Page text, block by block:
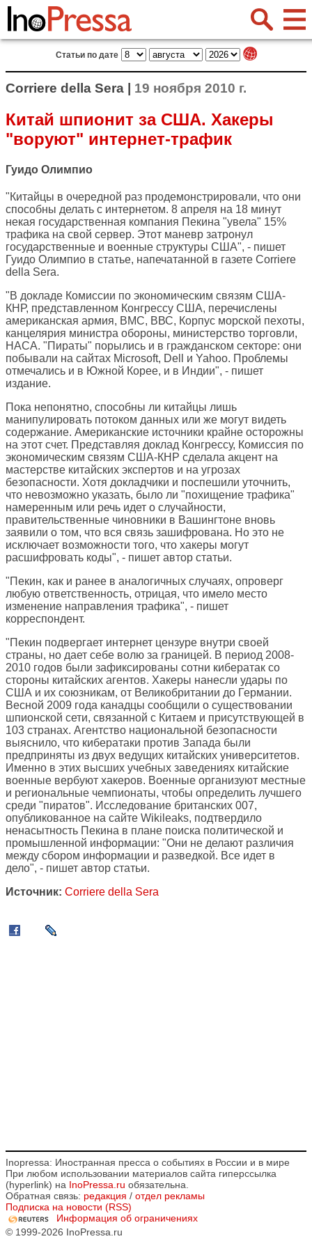
Статьи по дате
Corriere della Sera | 19 ноября 2010 г.
Китай шпионит за США. Хакеры
"воруют" интернет-трафик
Гуидо Олимпио
"Китайцы в очередной раз продемонстрировали, что они
способны делать с интернетом. 8 апреля на 18 минут
некая государственная компания Пекина "увела" 15%
трафика на свой сервер. Этот маневр затронул
государственные и военные структуры США", - пишет
Гуидо Олимпио в статье, напечатанной в газете Corriere
della Sera.
"В докладе Комиссии по экономическим связям США-
КНР, представленном Конгрессу США, перечислены
американская армия, ВМС, ВВС, Корпус морской пехоты,
канцелярия министра обороны, министерство торговли,
НАСА. "Пираты" порылись и в гражданском секторе: они
побывали на сайтах Microsoft, Dell и Yahoo. Проблемы
отмечались и в Южной Корее, и в Индии", - пишет
издание.
Пока непонятно, способны ли китайцы лишь
манипулировать потоком данных или же могут видеть
содержание. Американские источники крайне осторожны
на этот счет. Представляя доклад Конгрессу, Комиссия по
экономическим связям США-КНР сделала акцент на
мастерстве китайских экспертов и на угрозах
безопасности. Хотя докладчики и поспешили уточнить,
что невозможно указать, было ли "похищение трафика"
намеренным или речь идет о случайности,
правительственные чиновники в Вашингтоне вновь
заявили о том, что вся связь зашифрована. Но это не
исключает возможности того, что хакеры могут
расшифровать коды", - пишет автор статьи.
"Пекин, как и ранее в аналогичных случаях, опроверг
любую ответственность, отрицая, что имело место
изменение направления трафика", - пишет
корреспондент.
"Пекин подвергает интернет цензуре внутри своей
страны, но дает себе волю за границей. В период 2008-
2010 годов были зафиксированы сотни кибератак со
стороны китайских агентов. Хакеры нанесли удары по
США и их союзникам, от Великобритании до Германии.
Весной 2009 года канадцы сообщили о существовании
шпионской сети, связанной с Китаем и присутствующей в
103 странах. Агентство национальной безопасности
выяснило, что кибератаки против Запада были
предприняты из двух ведущих китайских университетов.
Именно в этих высших учебных заведениях китайские
военные вербуют хакеров. Военные организуют местные
и региональные чемпионаты, чтобы определить лучшего
среди "пиратов". Исследование британских 007,
опубликованное на сайте Wikileaks, подтвердило
ненасытность Пекина в плане поиска политической и
промышленной информации: "Они не делают различия
между сбором информации и разведкой. Все идет в
дело", - пишет автор статьи.
Источник: Corriere della Sera
Inopressa: Иностранная пресса о событиях в России и в мире
При любом использовании материалов сайта гиперссылка
(hyperlink) на InoPressa.ru обязательна.
Обратная связь: редакция / отдел рекламы
Подписка на новости (RSS)
Информация об ограничениях
© 1999-2026 InoPressa.ru